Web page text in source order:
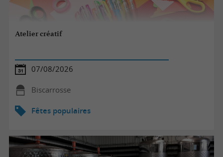
Atelier créatif
07/08/2026
Biscarrosse
Fêtes populaires